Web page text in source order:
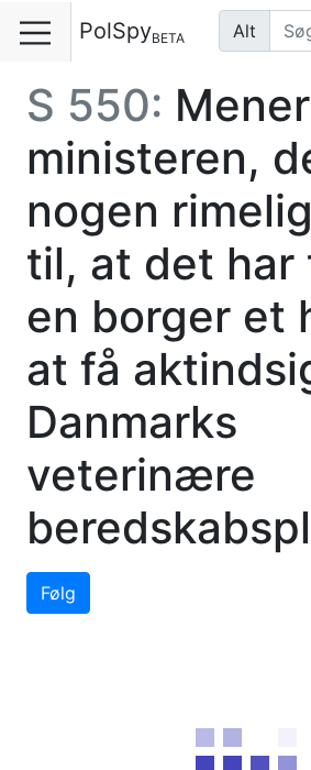
PolSpyBETA Alt
S 550: Mener
ministeren,
nogen
til, at det har
en borger et
at få
Danmarks
veterinære
Følg